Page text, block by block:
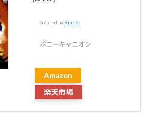
created by Rinker
ポニーキャニオン
Amazon
楽天市場